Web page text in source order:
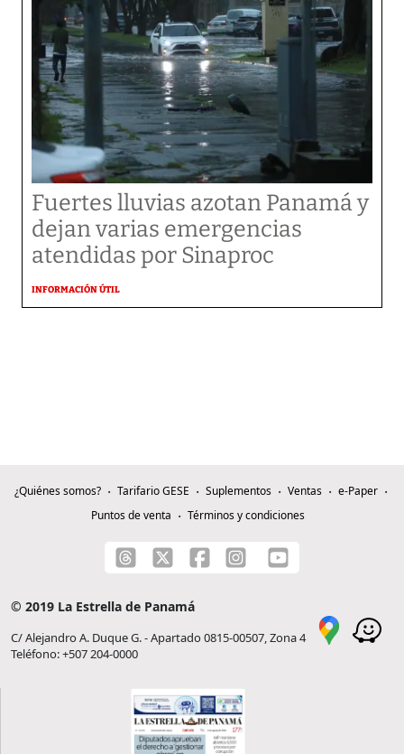
Fuertes lluvias azotan Panamá y
dejan varias emergencias
atendidas por Sinaproc
INFORMACIÓN ÚTIL
¿Quiénes somos? Tarifario GESE Suplementos Ventas
e-Paper
Puntos de venta
Términos y condiciones
© 2019 La Estrella de Panamá
C/ Alejandro A. Duque G. - Apartado 0815-00507, Zona 4
Teléfono: +507 204-0000